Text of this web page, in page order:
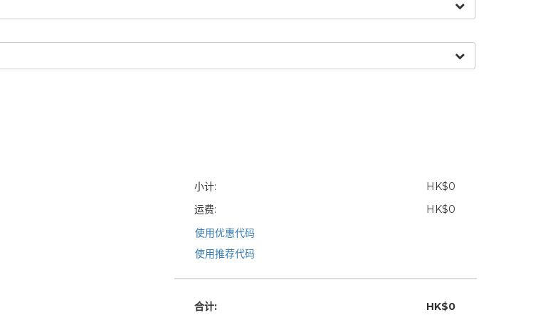
小计:
HK$0
运费:
HK$0
使用优惠代码
使用推荐代码
合计: HK$0